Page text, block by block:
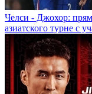
Челси - Джохор:
азиатского турне с